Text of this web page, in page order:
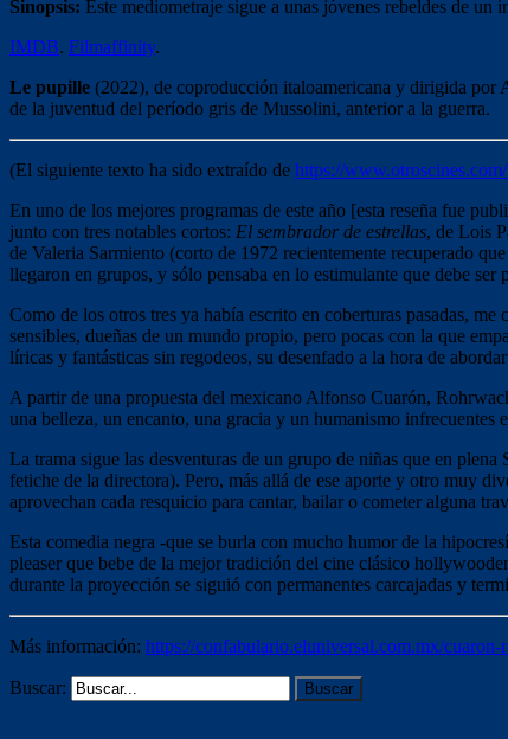
Sinopsis: Este mediometraje sigue a unas jóvenes rebeldes de un
IMDB. Filmaffinity.
Le pupille (2022), de coproducción italoamericana y dirigida por
de la juventud del período gris de Mussolini, anterior a la guerra.
(El siguiente texto ha sido extraído de https://
En uno de los mejores programas de este año [esta reseña fue
junto con tres notables cortos: El sembrador de estrellas, de Lois
de Valeria Sarmiento (corto de 1972 recientemente recuperado
llegaron en grupos, y sólo pensaba en lo estimulante que debe
Como de los otros tres ya había escrito en coberturas pasadas,
sensibles, dueñas de un mundo propio, pero pocas con la que
líricas y fantásticas sin regodeos, su desenfado a la hora de
A partir de una propuesta del mexicano Alfonso Cuarón,
una belleza, un encanto, una gracia y un humanismo infrecuentes
La trama sigue las desventuras de un grupo de niñas que en
fetiche de la directora). Pero, más allá de ese aporte y otro muy
aprovechan cada resquicio para cantar, bailar o cometer alguna
Esta comedia negra -que se burla con mucho humor de la
pleaser que bebe de la mejor tradición del cine clásico
durante la proyección se siguió con permanentes carcajadas y
Más información: https://confabulario.eluniversal.com.mx/
Buscar: